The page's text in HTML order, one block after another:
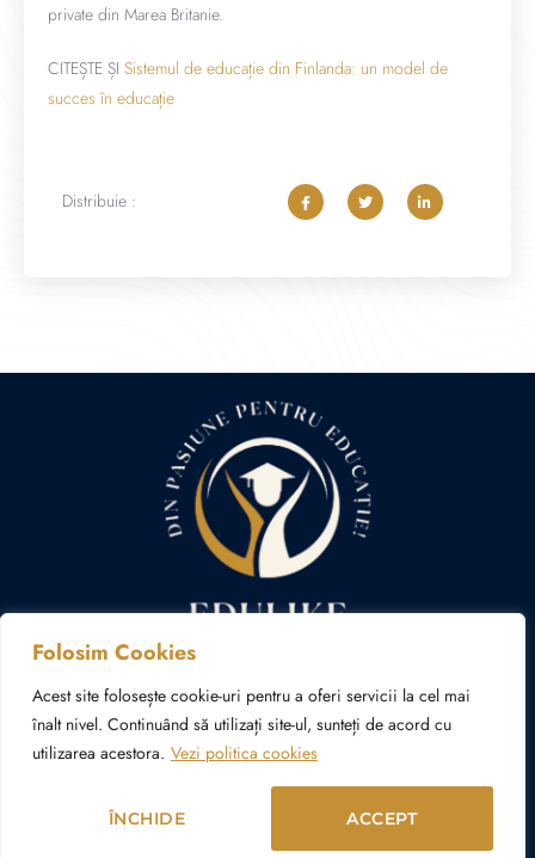
Folosim Cookies
Acest site folosește cookie-uri pentru a oferi servicii la cel mai
înalt nivel. Continuând să utilizați site-ul, sunteți de acord cu
utilizarea acestora. Vezi politica cookies
ÎNCHIDE ACCEPT
private din Marea Britanie.
CITEȘTE ȘI Sistemul de educație din Finlanda: un model de
succes în educație
Distribuie :
Politica de confidențialitate
proiectului
WAcademy.ro